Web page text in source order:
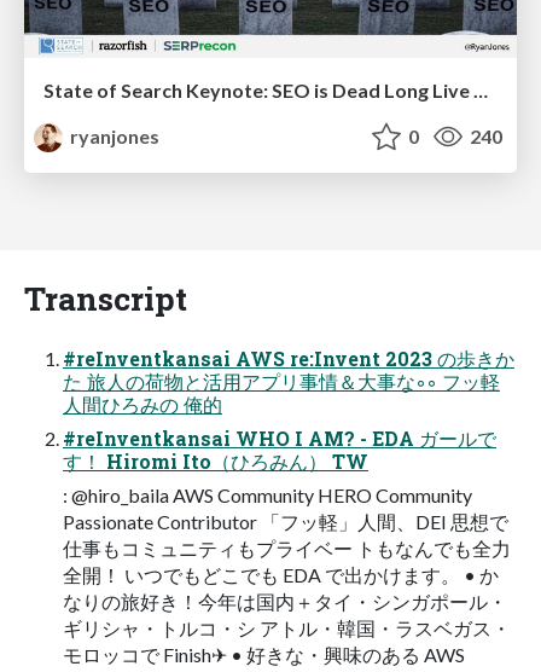
ryanjones
0 240
Transcript
#reInventkansai AWS re:Invent 2023 の歩きか
た 旅人の荷物と活用アプリ事情＆大事な◦◦ フッ軽
人間ひろみの 俺的
#reInventkansai WHO I AM? - EDA ガールで
す！ Hiromi Ito（ひろみん） TW
: @hiro_baila AWS Community HERO Community
Passionate Contributor 「フッ軽」人間、DEI 思想で
仕事もコミュニティもプライベー トもなんでも全力
全開！ いつでもどこでも EDA で出かけます。 • か
なりの旅好き！今年は国内＋タイ・シンガポール・
ギリシャ・トルコ・シ アトル・韓国・ラスベガス・
モロッコで Finish✈ • 好きな・興味のある AWS